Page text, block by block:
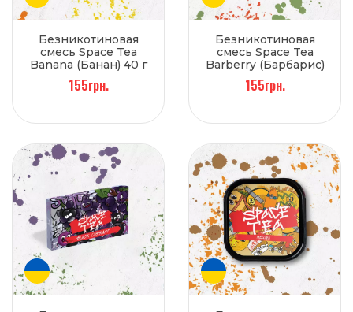
Безникотиновая
смесь Space Tea
Banana (Банан) 40 г
155грн.
Безникотиновая
смесь Space Tea
Barberry (Барбарис)
40 г
155грн.